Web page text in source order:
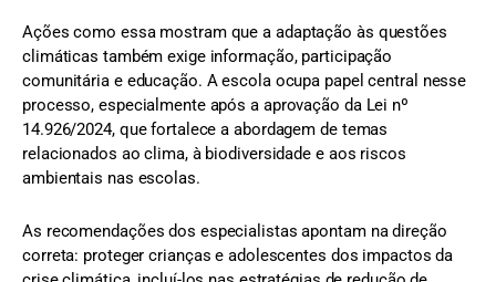
Ações como essa mostram que a adaptação às questões
climáticas também exige informação, participação
comunitária e educação. A escola ocupa papel central nesse
processo, especialmente após a aprovação da Lei nº
14.926/2024, que fortalece a abordagem de temas
relacionados ao clima, à biodiversidade e aos riscos
ambientais nas escolas.
As recomendações dos especialistas apontam na direção
correta: proteger crianças e adolescentes dos impactos da